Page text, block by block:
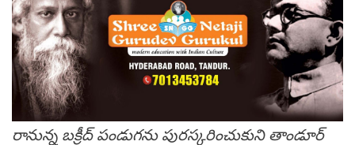
రానున్న బక్రీద్ పండుగను పురస్కరించుకుని తాండూర్